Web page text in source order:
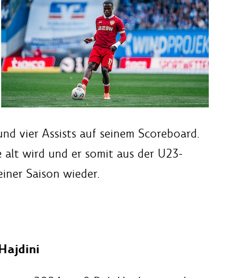
vier Assists auf seinem Scoreboard.
alt wird und er somit aus der U23-
Saison wieder.